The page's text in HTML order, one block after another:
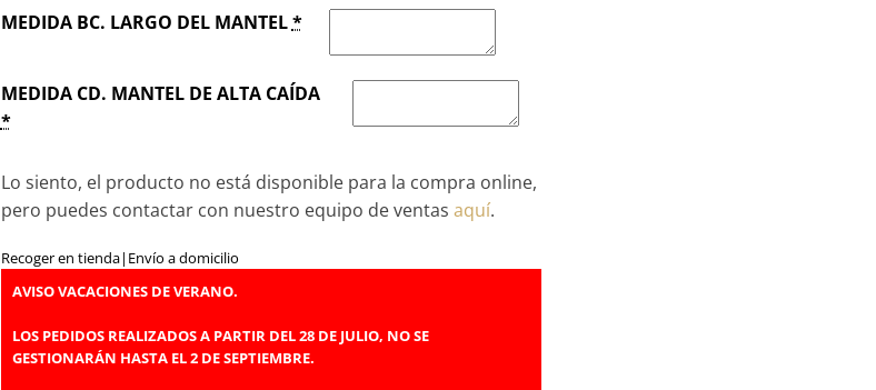
MEDIDA BC. LARGO DEL MANTEL*
MEDIDA CD. MANTEL DE ALTA CAÍDA
*
Lo siento, el producto no está disponible para la compra online,
pero puedes contactar con nuestro equipo de ventas aquí.
Recoger en tienda| Envío a domicilio
AVISO VACACIONES DE VERANO.
LOS PEDIDOS REALIZADOS A PARTIR DEL 28 DE JULIO, NO SE
GESTIONARÁN HASTA EL 2 DE SEPTIEMBRE.